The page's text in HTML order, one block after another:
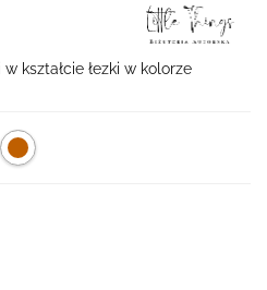
kształcie łezki w kolorze